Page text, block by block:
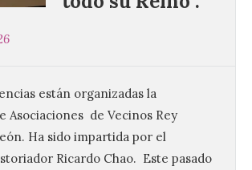
están organizadas la
Asociaciones de Vecinos Rey
Ha sido impartida por el
Ricardo Chao. Este pasado